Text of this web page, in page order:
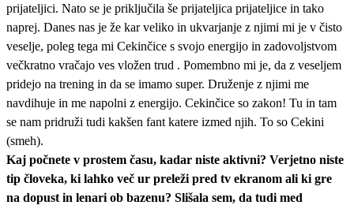
prijateljici. Nato se je priključila še prijateljica prijateljice in tako
naprej. Danes nas je že kar veliko in ukvarjanje z njimi mi je v čisto
veselje, poleg tega mi Cekinčice s svojo energijo in zadovoljstvom
večkratno vračajo ves vložen trud . Pomembno mi je, da z veseljem
pridejo na trening in da se imamo super. Druženje z njimi me
navdihuje in me napolni z energijo. Cekinčice so zakon! Tu in tam
se nam pridruži tudi kakšen fant katere izmed njih. To so Cekini
(smeh).
Kaj počnete v prostem času, kadar niste aktivni? Verjetno niste
tip človeka, ki lahko več ur preleži pred tv ekranom ali ki gre
na dopust in lenari ob bazenu? Slišala sem, da tudi med